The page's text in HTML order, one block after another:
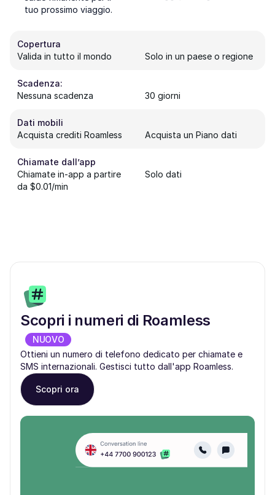
tuo prossimo viaggio.
Copertura
Valida in tutto il mondo
Solo in un paese o regione
Scadenza:
Nessuna scadenza
30 giorni
Dati mobili
Acquista crediti Roamless
Acquista un Piano dati
Chiamate dall’app
Chiamate in-app a partire
da $0.01/min
Solo dati
Scopri i numeri di Roamless
NUOVO
Ottieni un numero di telefono dedicato per chiamate e
SMS internazionali. Gestisci tutto dall'app Roamless.
Scopri ora